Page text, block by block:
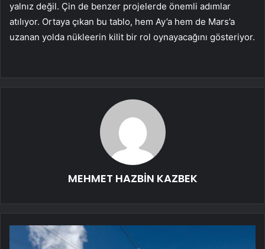
yalnız değil. Çin de benzer projelerde önemli adımlar
atılıyor. Ortaya çıkan bu tablo, hem Ay’a hem de Mars’a
uzanan yolda nükleerin kilit bir rol oynayacağını gösteriyor.
MEHMET HAZBİN KAZBEK